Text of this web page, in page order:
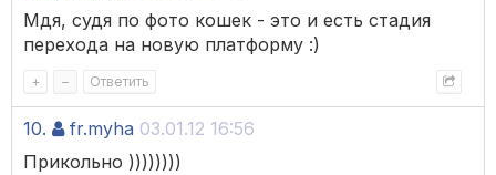
Мдя, судя по фото кошек - это и есть стадия
перехода на новую платформу :)
+ – Ответить
10. fr.myha 03.01.12 16:56
Прикольно ))))))))